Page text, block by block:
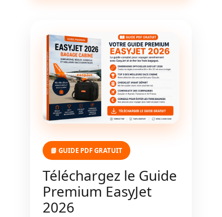
📘 GUIDE PDF GRATUIT
Téléchargez le Guide
Premium EasyJet
2026